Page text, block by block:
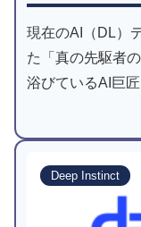
現在のAI（DL）
た「真の先駆者
浴びているAI巨
Deep Instinct